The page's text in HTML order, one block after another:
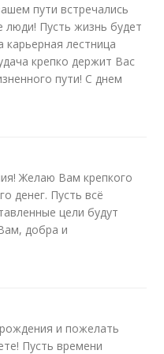
пути встречались
Пусть жизнь будет
лестница
крепко держит Вас
пути! С днем
Желаю Вам крепкого
денег. Пусть всё
цели будут
добра и
и пожелать
Пусть времени